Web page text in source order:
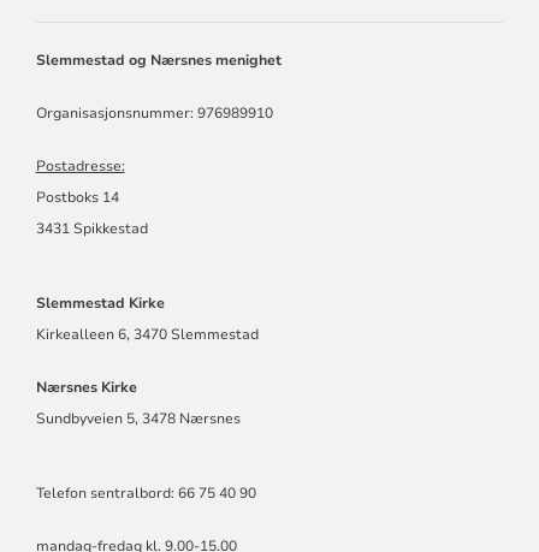
Slemmestad og Nærsnes menighet
Organisasjonsnummer: 976989910
Postadresse:
Postboks 14
3431 Spikkestad
Slemmestad Kirke
Kirkealleen 6, 3470 Slemmestad
Nærsnes Kirke
Sundbyveien 5, 3478 Nærsnes
Telefon sentralbord: 66 75 40 90
mandag-fredag kl. 9.00-15.00